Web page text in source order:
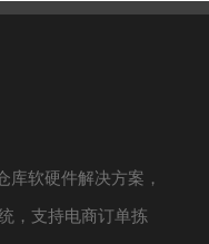
库软硬件解决方案，
，支持电商订单拣